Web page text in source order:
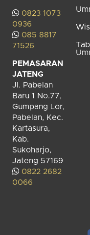
0823 1073
0936
085 8817
71526
PEMASARAN
JATENG
Jl. Pabelan
Baru 1 No.77,
Gumpang Lor,
Pabelan, Kec.
Kartasura,
Kab.
Sukoharjo,
Jateng 57169
0822 2682
0066